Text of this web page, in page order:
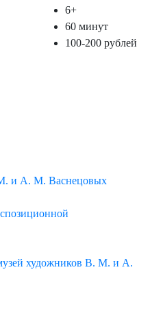
6+
60 минут
100-200 рублей
и А. М. Васнецовых
художников В. М. и А.